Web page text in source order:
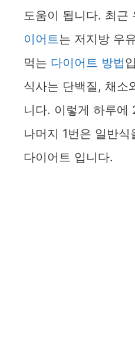
도움이 됩니다. 최근
이어트는 저지방 우
먹는 다이어트 방법
식사는 단백질, 채소
니다. 이렇게 하루에
나머지 1번은 일반
다이어트 입니다.